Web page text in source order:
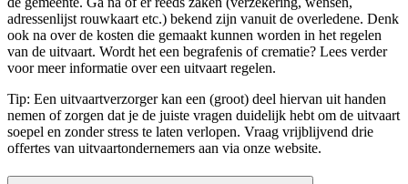
adressenlijst rouwkaart etc.) bekend zijn vanuit de overledene. Denk
ook na over de kosten die gemaakt kunnen worden in het regelen
van de uitvaart. Wordt het een begrafenis of crematie? Lees verder
voor meer informatie over een uitvaart regelen.
Tip: Een uitvaartverzorger kan een (groot) deel hiervan uit handen
nemen of zorgen dat je de juiste vragen duidelijk hebt om de uitvaart
soepel en zonder stress te laten verlopen. Vraag vrijblijvend drie
offertes van uitvaartondernemers aan via onze website.